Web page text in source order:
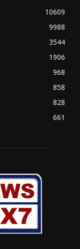
10609
9988
3544
1906
968
858
828
661